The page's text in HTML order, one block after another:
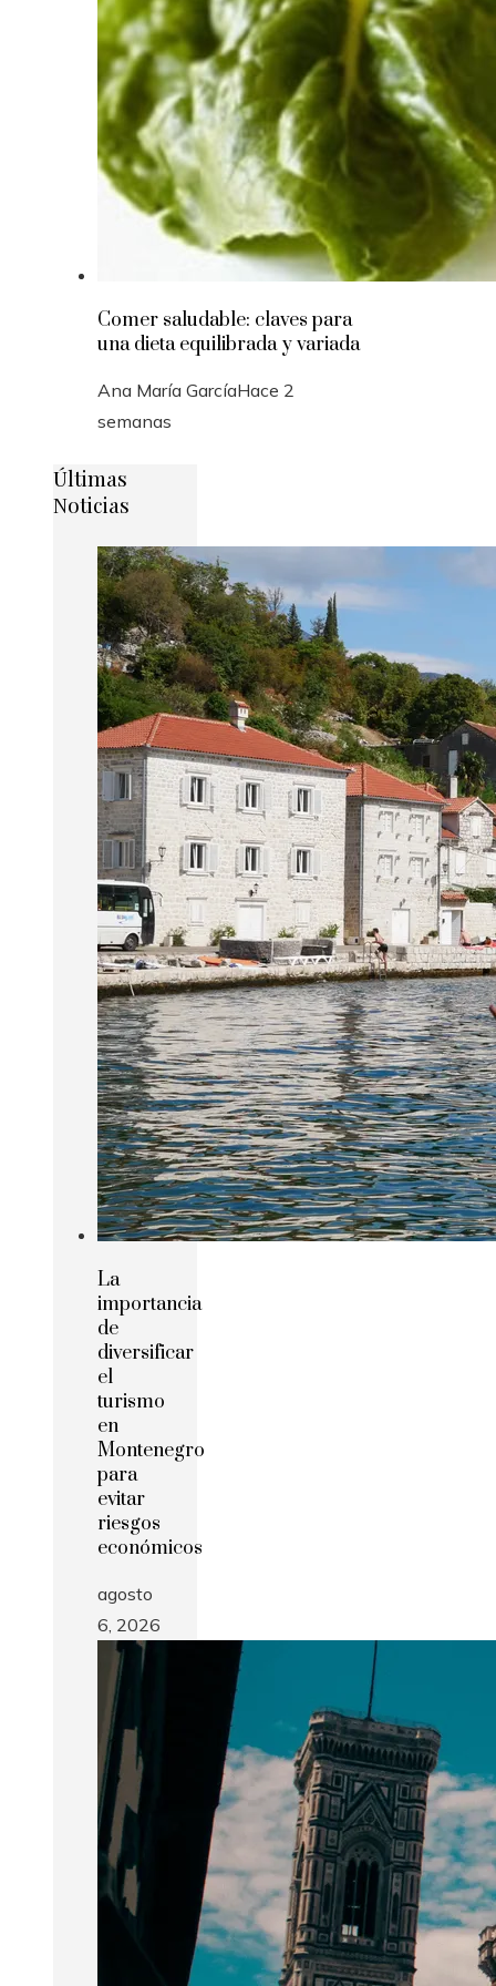
Comer saludable: claves para
una dieta equilibrada y variada
Ana María GarcíaHace 2
semanas
Últimas
Noticias
La
importancia
de
diversificar
el
turismo
en
Montenegro
para
evitar
riesgos
económicos
agosto
6, 2026